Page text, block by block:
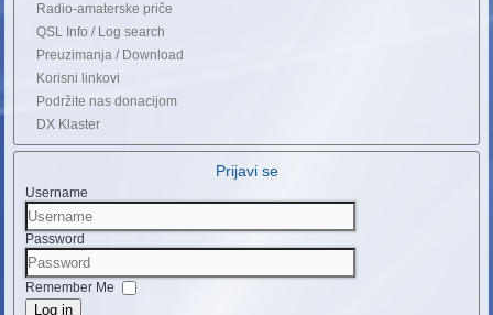
Radio-amaterske priče
QSL Info / Log search
Preuzimanja / Download
Korisni linkovi
Podržite nas donacijom
DX Klaster
Prijavi se
Username
Password
Remember Me
Log in